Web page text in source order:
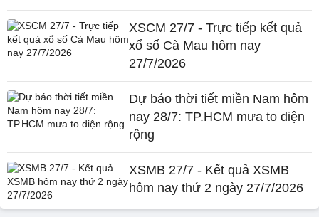
XSCM 27/7 - Trực tiếp kết quả
xổ số Cà Mau hôm nay
27/7/2026
Dự báo thời tiết miền Nam hôm
nay 28/7: TP.HCM mưa to diện
rộng
XSMB 27/7 - Kết quả XSMB
hôm nay thứ 2 ngày 27/7/2026